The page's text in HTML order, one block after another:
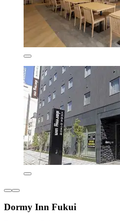
Dormy Inn Fukui